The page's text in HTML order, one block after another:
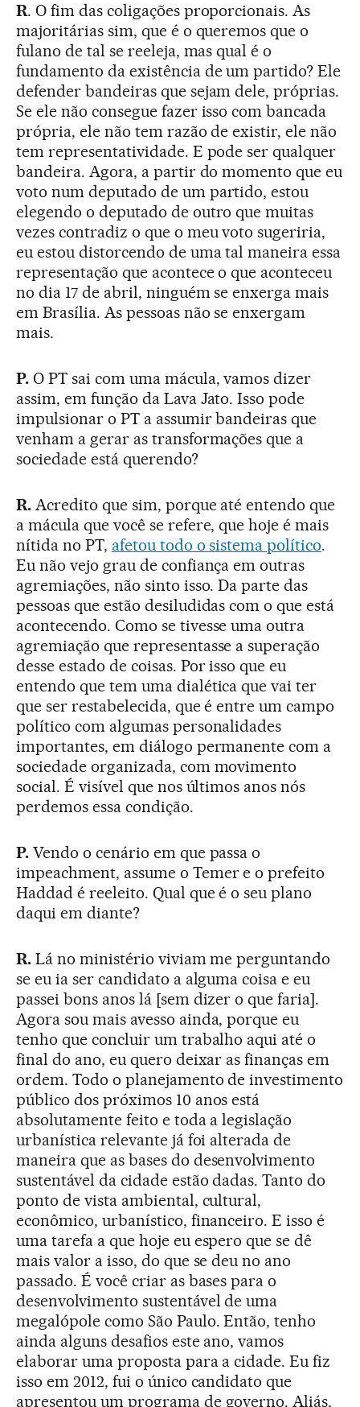
R. O fim das coligações proporcionais. As
majoritárias sim, que é o queremos que o
fulano de tal se reeleja, mas qual é o
fundamento da existência de um partido? Ele
defender bandeiras que sejam dele, próprias.
Se ele não consegue fazer isso com bancada
própria, ele não tem razão de existir, ele não
tem representatividade. E pode ser qualquer
bandeira. Agora, a partir do momento que eu
voto num deputado de um partido, estou
elegendo o deputado de outro que muitas
vezes contradiz o que o meu voto sugeriria,
eu estou distorcendo de uma tal maneira essa
representação que acontece o que aconteceu
no dia 17 de abril, ninguém se enxerga mais
em Brasília. As pessoas não se enxergam
mais.
P.O PT sai com uma mácula, vamos dizer
assim, em função da Lava Jato. Isso pode
impulsionar o PT a assumir bandeiras que
venham a gerar as transformações que a
sociedade está querendo?
R.Acredito que sim, porque até entendo que
a mácula que você se refere, que hoje é mais
nítida no PT, afetou todo o sistema político.
Eu não vejo grau de confiança em outras
agremiações, não sinto isso. Da parte das
pessoas que estão desiludidas com o que está
acontecendo. Como se tivesse uma outra
agremiação que representasse a superação
desse estado de coisas. Por isso que eu
entendo que tem uma dialética que vai ter
que ser restabelecida, que é entre um campo
político com algumas personalidades
importantes, em diálogo permanente com a
sociedade organizada, com movimento
social. É visível que nos últimos anos nós
perdemos essa condição.
P.Vendo o cenário em que passa o
impeachment, assume o Temer e o prefeito
Haddad é reeleito. Qual que é o seu plano
daqui em diante?
R.Lá no ministério viviam me perguntando
se eu ia ser candidato a alguma coisa e eu
passei bons anos lá [sem dizer o que faria].
Agora sou mais avesso ainda, porque eu
tenho que concluir um trabalho aqui até o
final do ano, eu quero deixar as finanças em
ordem. Todo o planejamento de investimento
público dos próximos 10 anos está
absolutamente feito e toda a legislação
urbanística relevante já foi alterada de
maneira que as bases do desenvolvimento
sustentável da cidade estão dadas. Tanto do
ponto de vista ambiental, cultural,
econômico, urbanístico, financeiro. E isso é
uma tarefa a que hoje eu espero que se dê
mais valor a isso, do que se deu no ano
passado. É você criar as bases para o
desenvolvimento sustentável de uma
megalópole como São Paulo. Então, tenho
ainda alguns desafios este ano, vamos
elaborar uma proposta para a cidade. Eu fiz
isso em 2012, fui o único candidato que
apresentou um programa de governo. Aliás,